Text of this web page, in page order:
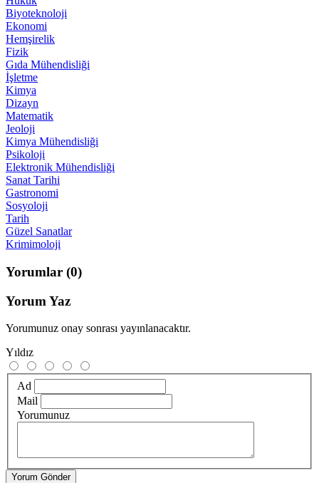
Biyoteknoloji
Ekonomi
Hemşirelik
Fizik
Gıda Mühendisliği
İşletme
Kimya
Dizayn
Matematik
Jeoloji
Kimya Mühendisliği
Psikoloji
Elektronik Mühendisliği
Sanat Tarihi
Gastronomi
Sosyoloji
Tarih
Güzel Sanatlar
Krimimoloji
Yorumlar (0)
Yorum Yaz
Yorumunuz onay sonrası yayınlanacaktır.
Yıldız
Ad
Mail
Yorumunuz
Yorum Gönder